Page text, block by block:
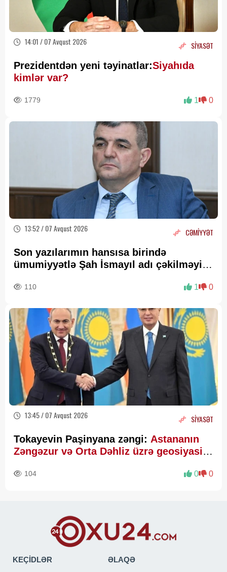
14:01 / 07 Avqust 2026 SİYASƏT
Prezidentdən yeni təyinatlar:Siyahıda
kimlər var?
1779 1 0
13:52 / 07 Avqust 2026 CƏMİYYƏT
Son yazılarımın hansısa birində
ümumiyyətlə Şah İsmayıl adı çəkilməyib
110 1 0
13:45 / 07 Avqust 2026 SİYASƏT
Tokayevin Paşinyana zəngi: Astananın
Zəngəzur və Orta Dəhliz üzrə geosiyasi
104 0 0
KEÇİDLƏR ƏLAQƏ